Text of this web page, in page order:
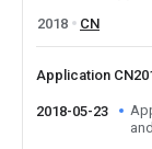
2018
CN
Application
2018-05-23